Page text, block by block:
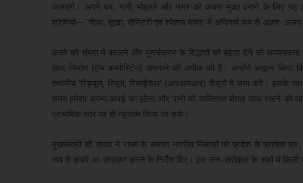
जलाएंगे। अपने घर, गली, मोहल्ले और नगर को कचरा मुक्त बनाने के लिए यह
श्रेणियों— 'गीला, सूखा, सैनिटरी एवं स्पेशल केयर' में अनिवार्य रूप से अलग-अलग
कचरे को संपदा में बदलने और पुनर्चक्रण के सिद्धांतों को बढ़ावा देने की
खाद निर्माण (होम कम्पोस्टिंग) अपनाने की अपील की है। उन्होंने आह्वान
स्थानीय 'रिड्यूस, रियूस, रिसाईकल' (आरआरआर) केंद्रों में जमा करें। इसके
समय हमेशा अपना कपड़े का झोला और पानी की व्यक्तिगत बोतल साथ रखने की
प्राथमिक स्तर पर ही न्यूनतम किया जा सके।
मुख्यमंत्री डॉ. यादव ने राज्य के समस्त नगरीय निकायों को प्रदेश के प्रत्येक घर,
रूप से कचरे का संग्रहण करने के निर्देश दिए। इस जन-सरोकार के कार्य में किसी भी